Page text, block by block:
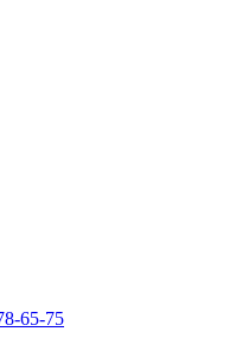
65-75